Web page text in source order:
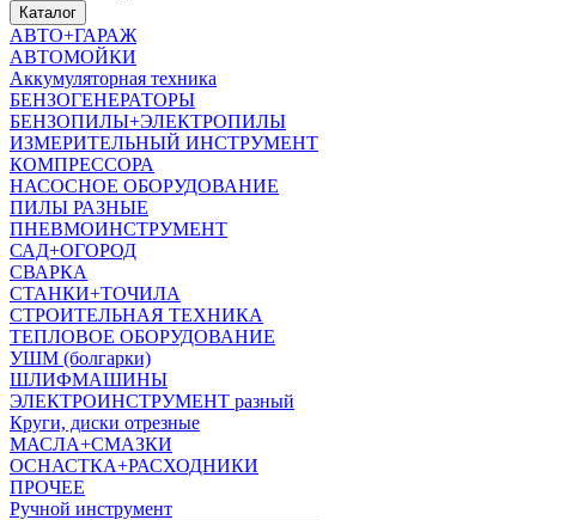
Каталог
АВТО+ГАРАЖ
АВТОМОЙКИ
Аккумуляторная техника
БЕНЗОГЕНЕРАТОРЫ
БЕНЗОПИЛЫ+ЭЛЕКТРОПИЛЫ
ИЗМЕРИТЕЛЬНЫЙ ИНСТРУМЕНТ
КОМПРЕССОРА
НАСОСНОЕ ОБОРУДОВАНИЕ
ПИЛЫ РАЗНЫЕ
ПНЕВМОИНСТРУМЕНТ
САД+ОГОРОД
СВАРКА
СТАНКИ+ТОЧИЛА
СТРОИТЕЛЬНАЯ ТЕХНИКА
ТЕПЛОВОЕ ОБОРУДОВАНИЕ
УШМ (болгарки)
ШЛИФМАШИНЫ
ЭЛЕКТРОИНСТРУМЕНТ разный
Круги, диски отрезные
МАСЛА+СМАЗКИ
ОСНАСТКА+РАСХОДНИКИ
ПРОЧЕЕ
Ручной инструмент